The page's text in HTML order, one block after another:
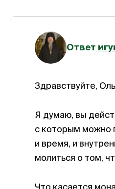
Ответ
Здравствуйте,
Я думаю, вы
с которым можно
и время, и
молиться о том,
Что касается